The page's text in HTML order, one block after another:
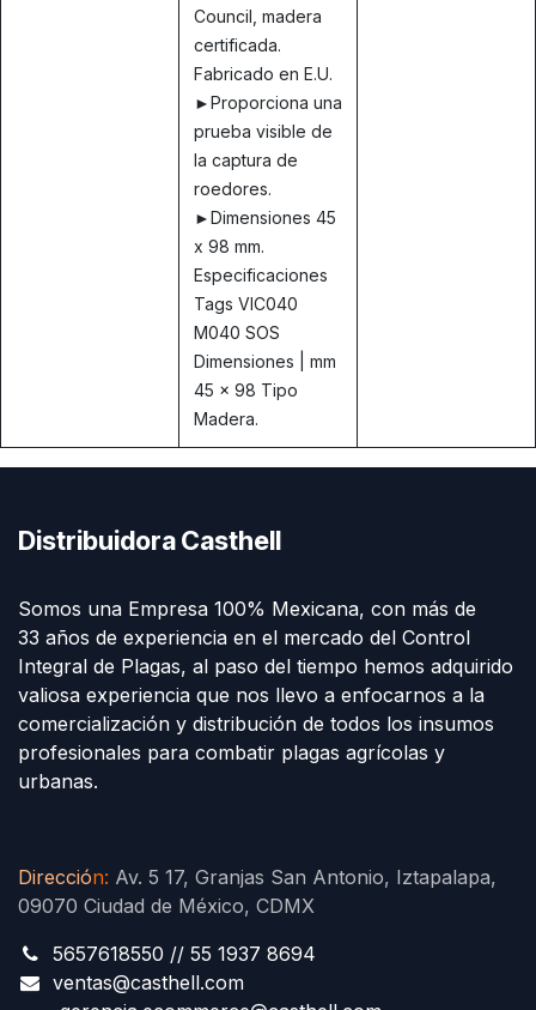
Council, madera
certificada.
Fabricado en E.U.
►Proporciona una
prueba visible de
la captura de
roedores.
►Dimensiones 45
x 98 mm.
Especificaciones
Tags VIC040
M040 SOS
Dimensiones | mm
45 x 98 Tipo
Madera.
Distribuidora Casthell
Somos una Empresa 100% Mexicana, con más de
33 años de experiencia en el mercado del Control
Integral de Plagas, al paso del tiempo hemos adquirido
valiosa experiencia que nos llevo a enfocarnos a la
comercialización y distribución de todos los insumos
profesionales para combatir plagas agrícolas y
urbanas.
Dirección: Av. 5 17, Granjas San Antonio, Iztapalapa,
09070 Ciudad de México, CDMX
5657618550 // 55 1937 8694
ventas@casthell.com